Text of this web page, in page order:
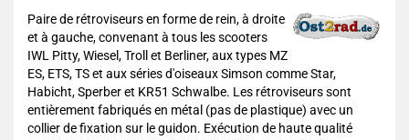
Paire de rétroviseurs en forme de rein, à droite
et à gauche, convenant à tous les scooters
IWL Pitty, Wiesel, Troll et Berliner, aux types MZ
ES, ETS, TS et aux séries d'oiseaux Simson comme Star,
Habicht, Sperber et KR51 Schwalbe. Les rétroviseurs sont
entièrement fabriqués en métal (pas de plastique) avec un
collier de fixation sur le guidon. Exécution de haute qualité